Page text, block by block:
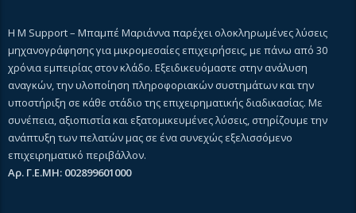
Η M Support – Μπαμπέ Μαριάννα παρέχει ολοκληρωμένες λύσεις
μηχανογράφησης για μικρομεσαίες επιχειρήσεις, με πάνω από 30
χρόνια εμπειρίας στον κλάδο. Εξειδικευόμαστε στην ανάλυση
αναγκών, την υλοποίηση πληροφοριακών συστημάτων και την
υποστήριξη σε κάθε στάδιο της επιχειρηματικής διαδικασίας. Με
συνέπεια, αξιοπιστία και εξατομικευμένες λύσεις, στηρίζουμε την
ανάπτυξη των πελατών μας σε ένα συνεχώς εξελισσόμενο
επιχειρηματικό περιβάλλον.
Αρ. Γ.Ε.ΜΗ: 002899601000